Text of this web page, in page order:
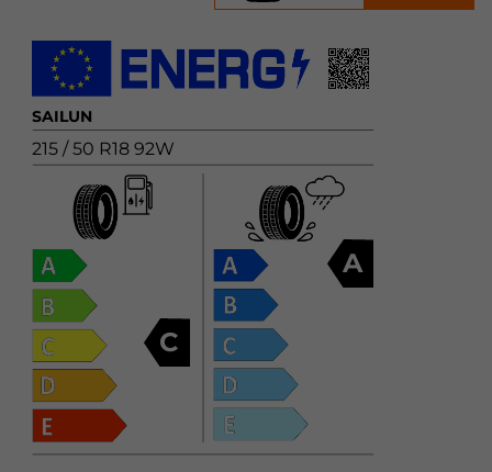
SAILUN
215 / 50 R18 92W
C
A